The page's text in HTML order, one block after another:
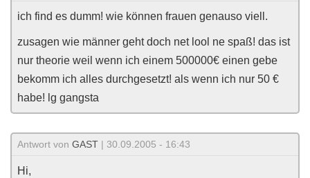
ich find es dumm! wie können frauen genauso viell.
zusagen wie männer geht doch net lool ne spaß! das ist
nur theorie weil wenn ich einem 500000€ einen gebe
bekomm ich alles durchgesetzt! als wenn ich nur 50 €
habe! lg gangsta
Antwort von GAST | 30.09.2005 - 16:43
Hi,